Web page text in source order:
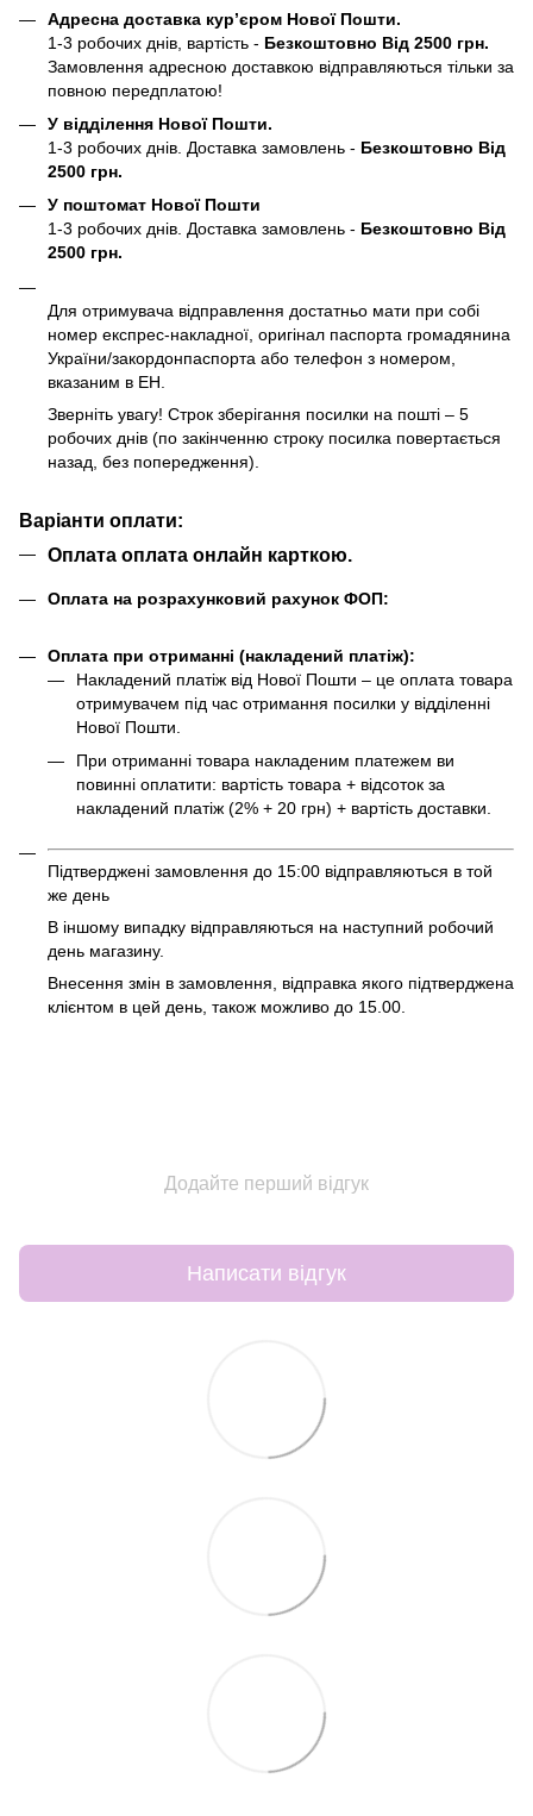
Адресна доставка кур’єром Нової Пошти.
1-3 робочих днів, вартість - Безкоштовно Від 2500 грн.
Замовлення адресною доставкою відправляються тільки за
повною передплатою!
У відділення Нової Пошти.
1-3 робочих днів. Доставка замовлень - Безкоштовно Від
2500 грн.
У поштомат Нової Пошти
1-3 робочих днів. Доставка замовлень - Безкоштовно Від
2500 грн.
Для отримувача відправлення достатньо мати при собі
номер експрес-накладної, оригінал паспорта громадянина
України/закордонпаспорта або телефон з номером,
вказаним в ЕН.
Зверніть увагу! Строк зберігання посилки на пошті – 5
робочих днів (по закінченню строку посилка повертається
назад, без попередження).
Варіанти оплати:
Оплата оплата онлайн карткою.
Оплата на розрахунковий рахунок ФОП:
Оплата при отриманні (накладений платіж):
Накладений платіж від Нової Пошти – це оплата товара
отримувачем під час отримання посилки у відділенні
Нової Пошти.
При отриманні товара накладеним платежем ви
повинні оплатити: вартість товара + відсоток за
накладений платіж (2% + 20 грн) + вартість доставки.
Підтверджені замовлення до 15:00 відправляються в той
же день
В іншому випадку відправляються на наступний робочий
день магазину.
Внесення змін в замовлення, відправка якого підтверджена
клієнтом в цей день, також можливо до 15.00.
Додайте перший відгук
Написати відгук